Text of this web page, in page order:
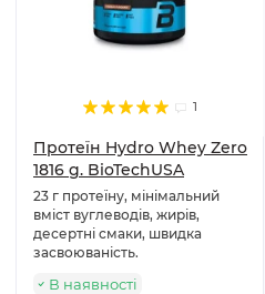
1
Протеїн Hydro Whey Zero
1816 g. BioTechUSA
23 г протеїну, мінімальний
вміст вуглеводів, жирів,
десертні смаки, швидка
засвоюваність.
В наявності